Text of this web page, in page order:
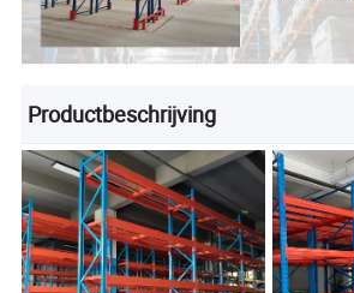
Productbeschrijving